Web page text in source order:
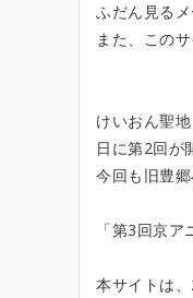
ふだん見る
また、この
けいおん聖
日に第2回が
今回も旧豊郷
「第3回京
本サイトは